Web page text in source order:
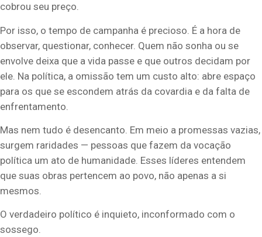
cobrou seu preço.
Por isso, o tempo de campanha é precioso. É a hora de
observar, questionar, conhecer. Quem não sonha ou se
envolve deixa que a vida passe e que outros decidam por
ele. Na política, a omissão tem um custo alto: abre espaço
para os que se escondem atrás da covardia e da falta de
enfrentamento.
Mas nem tudo é desencanto. Em meio a promessas vazias,
surgem raridades — pessoas que fazem da vocação
política um ato de humanidade. Esses líderes entendem
que suas obras pertencem ao povo, não apenas a si
mesmos.
O verdadeiro político é inquieto, inconformado com o
sossego.